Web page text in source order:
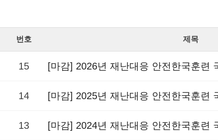
번호 제목
15 [마감] 2026년 재난대응 안전한국훈련
14 [마감] 2025년 재난대응 안전한국훈련
13 [마감] 2024년 재난대응 안전한국훈련